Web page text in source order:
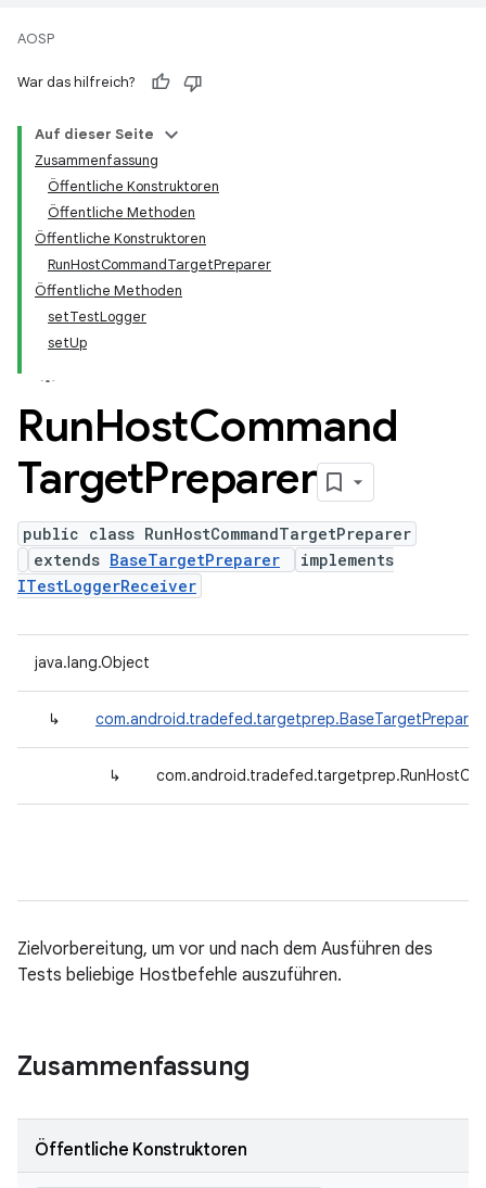
AOSP
War das hilfreich?
Auf dieser Seite
Zusammenfassung
Öffentliche Konstruktoren
Öffentliche Methoden
Öffentliche Konstruktoren
RunHostCommandTargetPreparer
Öffentliche Methoden
setTestLogger
setUp
RunHostCommand
TargetPreparer
public class RunHostCommandTargetPreparer
extends BaseTargetPreparer
implements
ITestLoggerReceiver
java.lang.Object
↳ com.android.tradefed.targetprep.BaseTargetPreparer
↳
Zielvorbereitung, um vor und nach dem Ausführen des
Tests beliebige Hostbefehle auszuführen.
Zusammenfassung
Öffentliche Konstruktoren